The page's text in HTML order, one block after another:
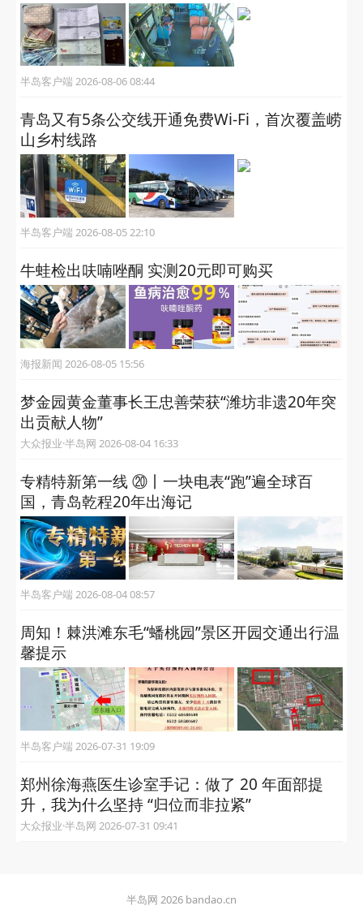
半岛客户端 2026-08-06 08:44
青岛又有5条公交线开通免费Wi-Fi，首次覆盖崂
山乡村线路
半岛客户端 2026-08-05 22:10
牛蛙检出呋喃唑酮 实测20元即可购买
海报新闻 2026-08-05 15:56
梦金园黄金董事长王忠善荣获“潍坊非遗20年突
出贡献人物”
大众报业·半岛网 2026-08-04 16:33
专精特新第一线 ⑳丨一块电表“跑”遍全球百
国，青岛乾程20年出海记
半岛客户端 2026-08-04 08:57
周知！棘洪滩东毛“蟠桃园”景区开园交通出行温
馨提示
半岛客户端 2026-07-31 19:09
郑州徐海燕医生诊室手记：做了 20 年面部提
升，我为什么坚持 “归位而非拉紧”
大众报业·半岛网 2026-07-31 09:41
半岛网 2026 bandao.cn